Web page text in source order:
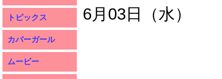
トピックス
カバーガール
ムービー
6月03日（水）